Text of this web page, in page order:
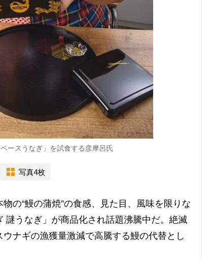
ースうなぎ」を試食する彦摩呂氏
写真4枚
の“鰻の蒲焼”の食感、見た目、風味を限りな
謎うなぎ」が商品化され話題沸騰中だ。絶滅
ナギの漁獲量激減で高騰する鰻の代替とし